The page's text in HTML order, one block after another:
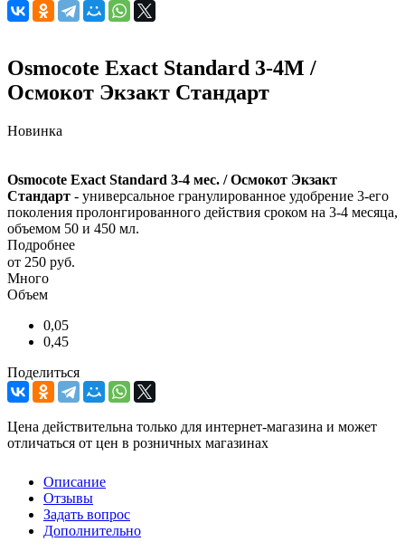
Osmocote Exact Standard 3-4М /
Осмокот Экзакт Стандарт
Новинка
Osmocote Exact Standard 3-4 мес. / Осмокот Экзакт
Стандарт - универсальное гранулированное удобрение 3-его
поколения пролонгированного действия сроком на 3-4 месяца,
объемом 50 и 450 мл.
Подробнее
от 250 руб.
Много
Объем
0,05
0,45
Поделиться
Цена действительна только для интернет-магазина и может
отличаться от цен в розничных магазинах
Описание
Отзывы
Задать вопрос
Дополнительно